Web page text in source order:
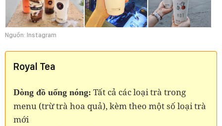
Nguồn: Instagram
Royal Tea
Dòng đồ uống nóng: Tất cả các loại trà trong
menu (trừ trà hoa quả), kèm theo một số loại trà
mới